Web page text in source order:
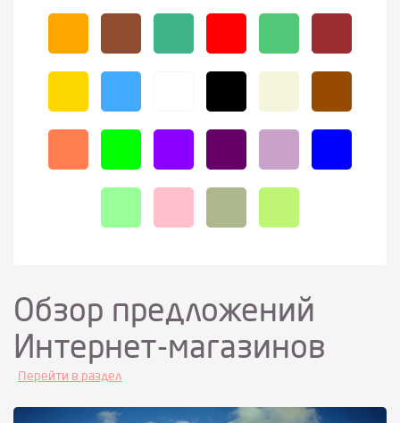
Обзор предложений
Интернет-магазинов
Перейти в раздел